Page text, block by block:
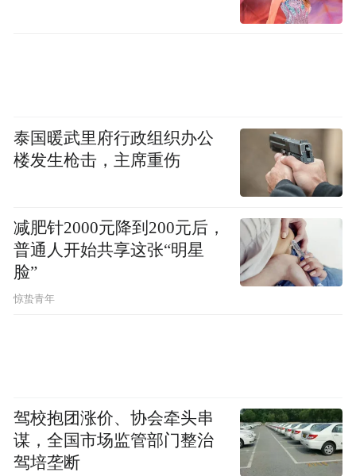
泰国暖武里府行政组织办公
楼发生枪击，主席重伤
减肥针2000元降到200元后，
普通人开始共享这张“明星
脸”
惊蛰青年
驾校抱团涨价、协会牵头串
谋，全国市场监管部门整治
驾培垄断